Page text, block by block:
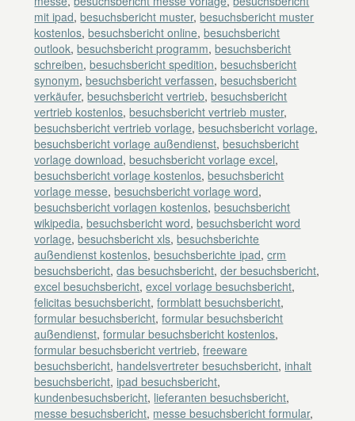
mit ipad,besuchsbericht muster,besuchsbericht muster
kostenlos,besuchsbericht online,besuchsbericht
outlook,besuchsbericht programm,besuchsbericht
schreiben,besuchsbericht spedition,besuchsbericht
synonym,besuchsbericht verfassen,besuchsbericht
verkäufer,besuchsbericht vertrieb,besuchsbericht
vertrieb kostenlos,besuchsbericht vertrieb muster,
besuchsbericht vertrieb vorlage,besuchsbericht vorlage,
besuchsbericht vorlage außendienst,besuchsbericht
vorlage download,besuchsbericht vorlage excel,
besuchsbericht vorlage kostenlos,besuchsbericht
vorlage messe,besuchsbericht vorlage word,
besuchsbericht vorlagen kostenlos,besuchsbericht
wikipedia,besuchsbericht word,besuchsbericht word
vorlage,besuchsbericht xls,besuchsberichte
außendienst kostenlos,besuchsberichte ipad,crm
besuchsbericht,das besuchsbericht,der besuchsbericht,
excel besuchsbericht,excel vorlage besuchsbericht,
felicitas besuchsbericht,formblatt besuchsbericht,
formular besuchsbericht,formular besuchsbericht
außendienst,formular besuchsbericht kostenlos,
formular besuchsbericht vertrieb,freeware
besuchsbericht, handelsvertreter besuchsbericht,inhalt
besuchsbericht,ipad besuchsbericht,
kundenbesuchsbericht, lieferanten besuchsbericht,
messe besuchsbericht, messe besuchsbericht formular,